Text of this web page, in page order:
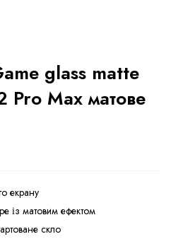
glass matte
Pro Max матове
екрану
із матовим ефектом
скло